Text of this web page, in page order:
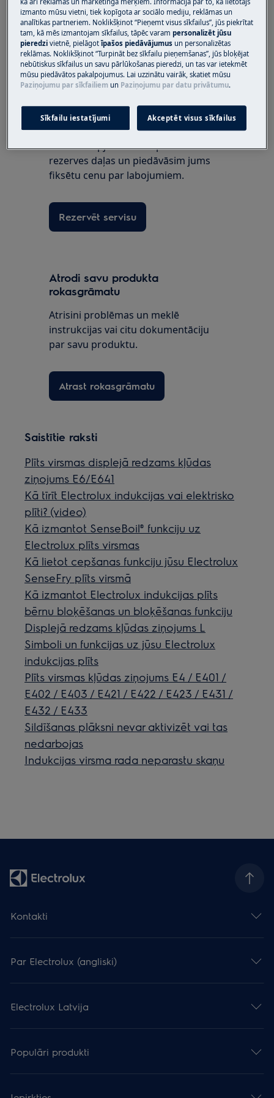
Vai šis raksts bija noderīgs?
Piesakiet remonta pakalpojumus
speciālistus un saņem fiksētu cenu
par ierīces remontu. Mēs noteiksim
remonta apjomu un nepieciešamās
rezerves daļas un piedāvāsim jums
fiksētu cenu par labojumiem.
Rezervēt servisu
Atrodi savu produkta
rokasgrāmatu
Atrisini problēmas un meklē
instrukcijas vai citu dokumentāciju
par savu produktu.
Atrast rokasgrāmatu
Saistītie raksti
Plīts virsmas displejā redzams kļūdas
ziņojums E6/E641
Kā tīrīt Electrolux indukcijas vai elektrisko
plīti? (video)
Kā izmantot SenseBoil® funkciju uz
Electrolux plīts virsmas
Kā lietot cepšanas funkciju jūsu Electrolux
SenseFry plīts virsmā
Kā izmantot Electrolux indukcijas plīts
bērnu bloķēšanas un bloķēšanas funkciju
Displejā redzams kļūdas ziņojums L
Simboli un funkcijas uz jūsu Electrolux
indukcijas plīts
Plīts virsmas kļūdas ziņojums E4 / E401 /
E402 / E403 / E421 / E422 / E423 / E431 /
E432 / E433
Sildīšanas plāksni nevar aktivizēt vai tas
nedarbojas
Indukcijas virsma rada neparastu skaņu
Kontakti
Par Electrolux (angliski)
Electrolux Latvija
Populāri produkti
kā arī reklāmas un mārketinga mērķiem. Informācija par to, kā lietotājs
izmanto mūsu vietni, tiek kopīgota ar sociālo mediju, reklāmas un
analītikas partneriem. Noklikšķinot “Pieņemt visus sīkfailus”, jūs piekrītat
tam, kā mēs izmantojam sīkfailus, tāpēc varampersonalizēt jūsu
pieredzivietnē, pielāgotīpašos piedāvājumus un personalizētas
reklāmas. Noklikšķinot “Turpināt bez sīkfailu pieņemšanas”, jūs bloķējat
nebūtiskus sīkfailus un savu pārlūkošanas pieredzi, un tas var ietekmēt
mūsu piedāvātos pakalpojumus. Lai uzzinātu vairāk, skatiet mūsu
Paziņojumu par sīkfailiem un Paziņojumu par datu privātumu.
Sīkfailu iestatījumi Akceptēt visus sīkfailus